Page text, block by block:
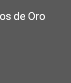
de Oro